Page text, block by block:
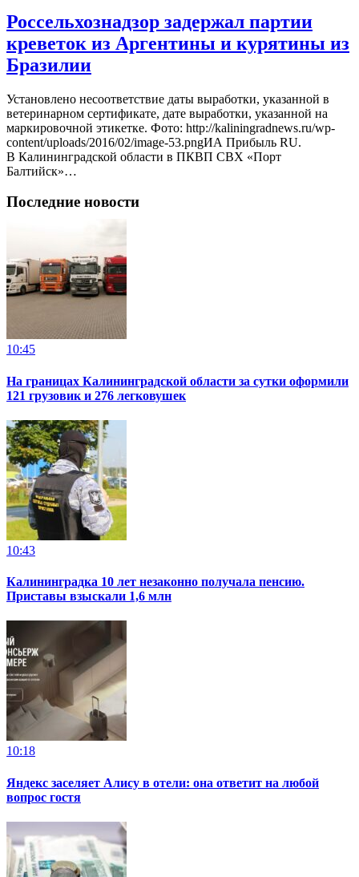
Россельхознадзор задержал партии
креветок из Аргентины и курятины из
Бразилии
Установлено несоответствие даты выработки, указанной в
ветеринарном сертификате, дате выработки, указанной на
маркировочной этикетке. Фото: http://kaliningradnews.ru/wp-
content/uploads/2016/02/image-53.pngИА Прибыль RU.
В Калининградской области в ПКВП СВХ «Порт
Балтийск»…
Последние новости
10:45
На границах Калининградской области за сутки оформили
121 грузовик и 276 легковушек
10:43
Калининградка 10 лет незаконно получала пенсию.
Приставы взыскали 1,6 млн
10:18
Яндекс заселяет Алису в отели: она ответит на любой
вопрос гостя